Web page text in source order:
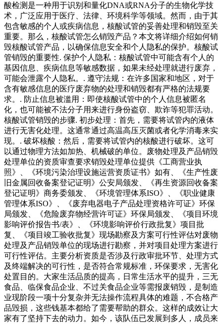
酸检测是一种用于识别和量化DNA或RNA分子的生物化学技
术，广泛应用于医疗、法律、环境科学等领域。然而，由于其
包含敏感的个人或疾病信息，核酸试管的妥善处理和销毁至关
重要。那么，核酸试管怎么销毁产品？本文将详细介绍如何销
毁核酸试管产品，以确保信息安全和个人隐私的保护。核酸试
管销毁的重要性. 保护个人隐私：核酸试管中可能含有个人的
基因信息、疾病信息等敏感数据，如果未经处理就进行废弃，
可能会泄露个人隐私。. 遵守法规：在许多国家和地区，对于
含有敏感信息的医疗废弃物的处理和销毁都有严格的法规要
求。. 防止信息被滥用：即使核酸试管中的个人信息被匿名
化，也可能被不法分子用来进行身份盗窃、欺诈等犯罪活动。
核酸试管销毁的步骤. 初步处理：首先，需要将试管内的液体
进行无害化处理。这通常通过高温高压灭菌或者化学消毒来实
现。. 破坏核酸：然后，需要将试管内的核酸进行破坏。这可
以通过物理方法如加热、机械破的单位。废物处理及产品销毁
处理单位的资质审查要求销毁处理单位提供《工商营业执
照》、《环境污染治理设施运营资质证书》如有、《生产性废
旧金属回收备案登记证明》公安局颁发、《再生资源回收备案
登记证明》商务委颁发、《环境管理体系ISO》、《职业健康
管理体系ISO》、《废弃电器电子产品处理资格许可证》环保
局颁发、《危险废弃物经营许可证》环保局颁发、《项目环境
影响评价报告书/表》、《环境影响评价行政批复》项目批
复、《项目竣工验收批复》现场勘察及方案可行性评估对废物
处理及产品销毁单位的现场进行勘察，并对项目处理方案进行
可行性评估。主要分析资质是否涉及行政审批环节、处理方式
及终端解决的可行性，是否符合常规标准，环保要求，无害化
处置目的。大家生活品质的提高，日常生活水平的提升，三无
食品、临保食品企业、不过关食品企业等需报废销毁，是制造
业现阶段一项十分复杂并无法操作流程具体的难题，不合格产
品毁损，这些钱基本都给了需要帮助的群众。这样的成效让大
家有了坚持下去的动力。如今，该队伍已发展到多人，成员来